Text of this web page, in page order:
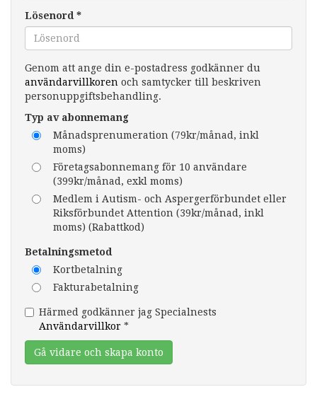
Lösenord *
Genom att ange din e-postadress godkänner du
användarvillkoren och samtycker till beskriven
personuppgiftsbehandling.
Typ av abonnemang
Månadsprenumeration (79kr/månad, inkl
moms)
Företagsabonnemang för 10 användare
(399kr/månad, exkl moms)
Medlem i Autism- och Aspergerförbundet eller
Riksförbundet Attention (39kr/månad, inkl
moms) (Rabattkod)
Betalningsmetod
Kortbetalning
Fakturabetalning
Härmed godkänner jag Specialnests
Användarvillkor *
Gå vidare och skapa konto